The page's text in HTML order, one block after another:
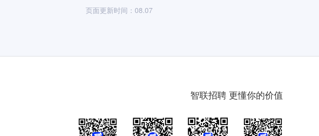
页面更新时间：08.07
智联招聘 更懂你的价值